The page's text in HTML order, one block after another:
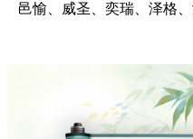
邑愉、威圣、奕瑞、泽格